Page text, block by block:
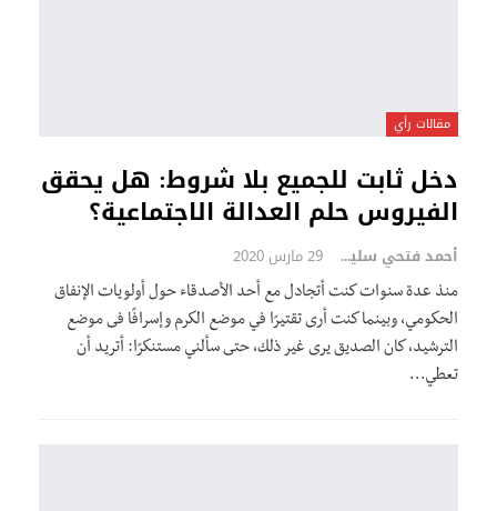
مقالات رأي
دخل ثابت للجميع بلا شروط: هل يحقق
الفيروس حلم العدالة الاجتماعية؟
أحمد فتحي سليمان 29 مارس 2020
منذ عدة سنوات كنت أتجادل مع أحد الأصدقاء حول أولويات الإنفاق
الحكومي، وبينما كنت أرى تقتيرًا في موضع الكرم وإسرافًا فى موضع
الترشيد، كان الصديق يرى غير ذلك، حتى سألني مستنكرًا: أتريد أن
تعطي…